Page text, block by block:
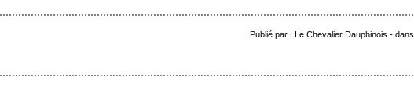
Publié par : Le Chevalier Dauphinois -dans